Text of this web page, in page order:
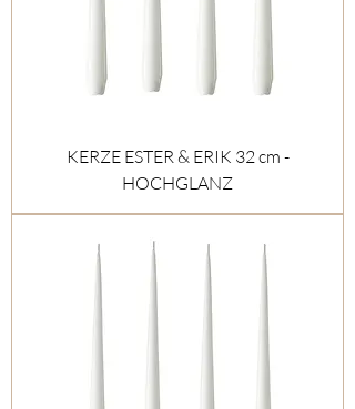
KERZE ESTER & ERIK 32 cm -
HOCHGLANZ